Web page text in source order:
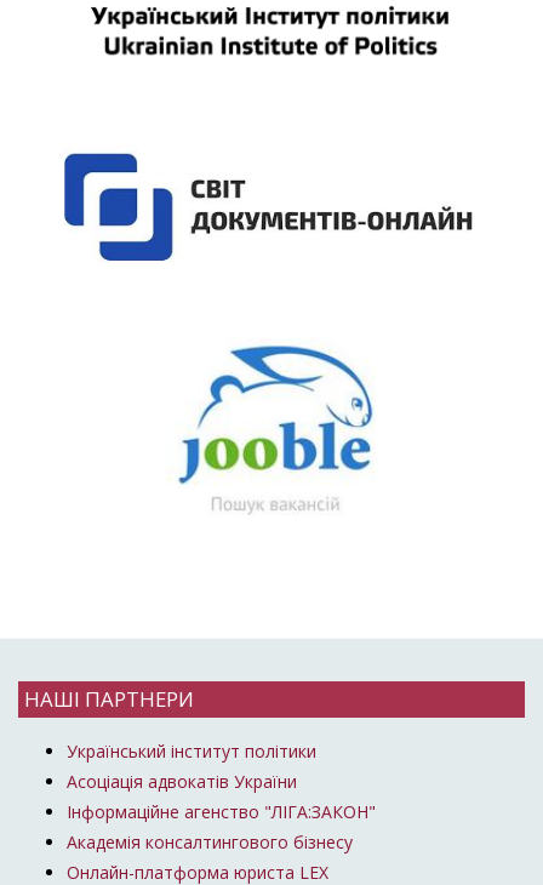
НАШІ ПАРТНЕРИ
Український інститут політики
Асоціація адвокатів України
Інформаційне агенство "ЛІГА:ЗАКОН"
Академія консалтингового бізнесу
Онлайн-платформа юриста LEX